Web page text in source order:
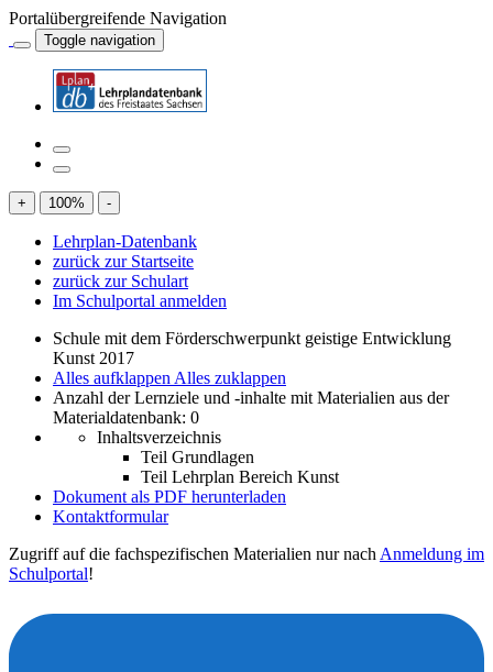
Portalübergreifende Navigation
Toggle navigation
+ 100% -
Lehrplan-Datenbank
zurück zur Startseite
zurück zur Schulart
Im Schulportal anmelden
Schule mit dem Förderschwerpunkt geistige Entwicklung
Kunst 2017
Alles aufklappen Alles zuklappen
Anzahl der Lernziele und -inhalte mit Materialien aus der
Materialdatenbank: 0
Inhaltsverzeichnis
Teil Grundlagen
Teil Lehrplan Bereich Kunst
Dokument als PDF herunterladen
Kontaktformular
Zugriff auf die fachspezifischen Materialien nur nach Anmeldung im
Schulportal!